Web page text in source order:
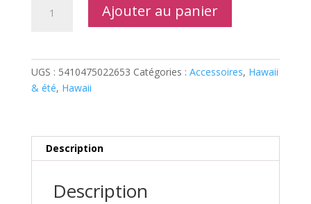
Ajouter au panier
UGS : 5410475022653 Catégories : Accessoires, Hawaii
& été, Hawaii
Description
Description